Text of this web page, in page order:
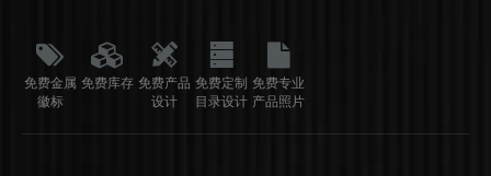
免费金属
徽标
免费库存 免费产品
设计
免费定制
目录设计
免费专业
产品照片